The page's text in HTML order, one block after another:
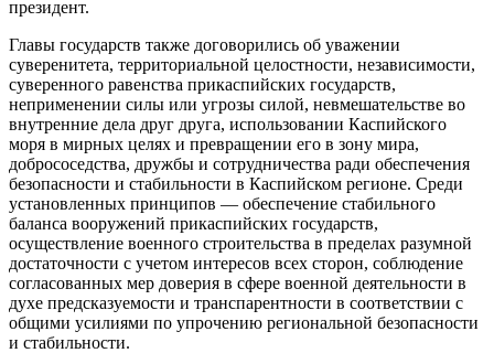
президент.
Главы государств также договорились об уважении
суверенитета, территориальной целостности, независимости,
суверенного равенства прикаспийских государств,
неприменении силы или угрозы силой, невмешательстве во
внутренние дела друг друга, использовании Каспийского
моря в мирных целях и превращении его в зону мира,
добрососедства, дружбы и сотрудничества ради обеспечения
безопасности и стабильности в Каспийском регионе. Среди
установленных принципов — обеспечение стабильного
баланса вооружений прикаспийских государств,
осуществление военного строительства в пределах разумной
достаточности с учетом интересов всех сторон, соблюдение
согласованных мер доверия в сфере военной деятельности в
духе предсказуемости и транспарентности в соответствии с
общими усилиями по упрочению региональной безопасности
и стабильности.